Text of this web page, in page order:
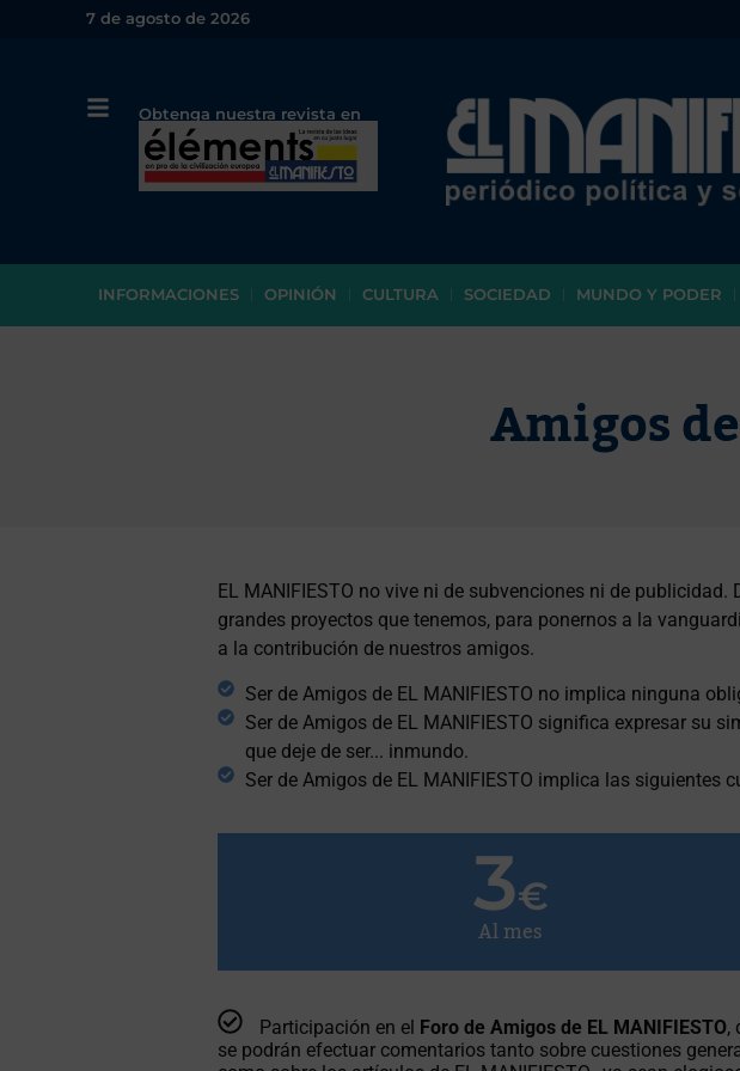
7 de agosto de 2026
Obtenga nuestra revista en
papel o en PDF
INFORMACIONES OPINIÓN CULTURA SOCIEDAD MUNDO Y PODER
Amigos
EL MANIFIESTO no vive ni de subvenciones ni de
grandes proyectos que tenemos, para ponernos a la
a la contribución de nuestros amigos.
Ser de Amigos de EL MANIFIESTO no implica ninguna
Ser de Amigos de EL MANIFIESTO significa expresar su
que deje de ser... inmundo.
Ser de Amigos de EL MANIFIESTO implica las siguientes
3€
Al mes
Participación en el Foro de Amigos de EL MANIFIESTO,
se podrán efectuar comentarios tanto sobre cuestiones